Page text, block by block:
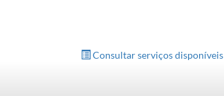
Consultar serviços disponíveis